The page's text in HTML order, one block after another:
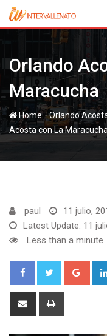
Skip
Orlando
Maracucha
Home-
Acosta con La Maracucha
paul
11 julio,
Latest Update: 11
Less than a minute
Share